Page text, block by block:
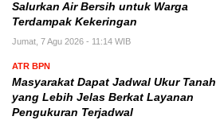
Salurkan Air Bersih untuk Warga
Terdampak Kekeringan
Jumat, 7 Agu 2026 - 11:14 WIB
ATR BPN
Masyarakat Dapat Jadwal Ukur Tanah
yang Lebih Jelas Berkat Layanan
Pengukuran Terjadwal